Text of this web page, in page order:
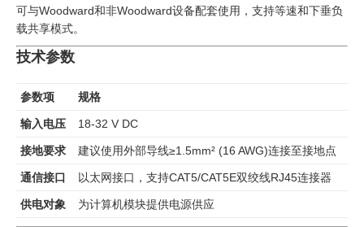
可与Woodward和非Woodward设备配套使用，支持等速和下垂负
载共享模式。
技术参数
参数项 规格
输入电压 18-32 V DC
接地要求 建议使用外部导线≥1.5mm² (16 AWG)连接至接地点
通信接口 以太网接口，支持CAT5/CAT5E双绞线RJ45连接器
供电对象 为计算机模块提供电源供应